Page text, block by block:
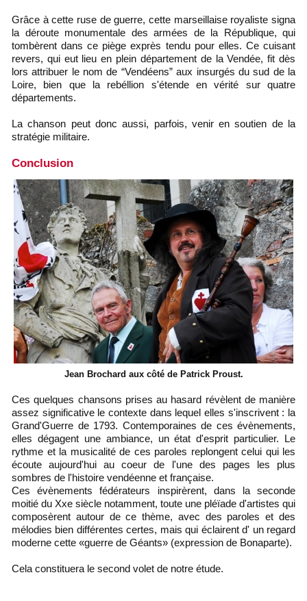
Grâce à cette ruse de guerre, cette marseillaise royaliste signa
la déroute monumentale des armées de la République, qui
tombèrent dans ce piège exprès tendu pour elles. Ce cuisant
revers, qui eut lieu en plein département de la Vendée, fit dès
lors attribuer le nom de “Vendéens” aux insurgés du sud de la
Loire, bien que la rebéllion s'étende en vérité sur quatre
départements.
La chanson peut donc aussi, parfois, venir en soutien de la
stratégie militaire.
Conclusion
Jean Brochard aux côté de Patrick Proust.
Ces quelques chansons prises au hasard révèlent de manière
assez significative le contexte dans lequel elles s'inscrivent : la
Grand'Guerre de 1793. Contemporaines de ces évènements,
elles dégagent une ambiance, un état d'esprit particulier. Le
rythme et la musicalité de ces paroles replongent celui qui les
écoute aujourd'hui au coeur de l'une des pages les plus
sombres de l'histoire vendéenne et française.
Ces évènements fédérateurs inspirèrent, dans la seconde
moitié du Xxe siècle notamment, toute une pléïade d'artistes qui
composèrent autour de ce thème, avec des paroles et des
mélodies bien différentes certes, mais qui éclairent d' un regard
moderne cette «guerre de Géants» (expression de Bonaparte).
Cela constituera le second volet de notre étude.